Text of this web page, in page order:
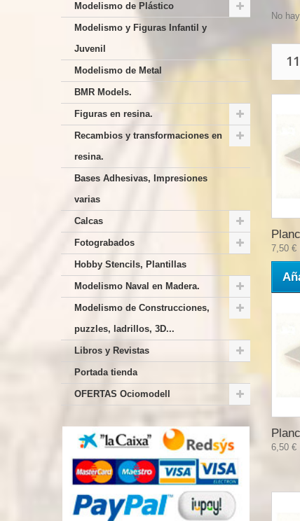
Modelismo de Plástico
Modelismo y Figuras Infantil y
Juvenil
Modelismo de Metal
BMR Models.
Figuras en resina.
Recambios y transformaciones en
resina.
Bases Adhesivas, Impresiones
varias
Calcas
Fotograbados
Hobby Stencils, Plantillas
Modelismo Naval en Madera.
Modelismo de Construcciones,
puzzles, ladrillos, 3D...
Libros y Revistas
Portada tienda
OFERTAS Ociomodell
No
7,50 €
6,50 €